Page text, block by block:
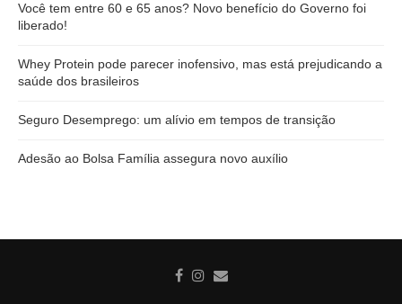
Você tem entre 60 e 65 anos? Novo benefício do Governo foi
liberado!
Whey Protein pode parecer inofensivo, mas está prejudicando a
saúde dos brasileiros
Seguro Desemprego: um alívio em tempos de transição
Adesão ao Bolsa Família assegura novo auxílio